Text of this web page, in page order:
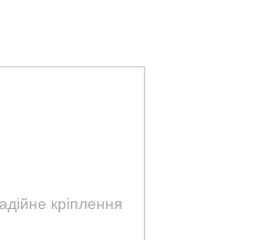
кріплення